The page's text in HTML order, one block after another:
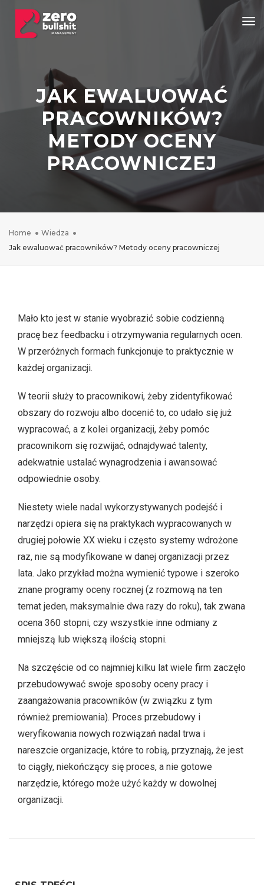
JAK EWALUOWAĆ
PRACOWNIKÓW?
METODY OCENY
PRACOWNICZEJ
Home
Wiedza
Jak ewaluować pracowników? Metody oceny pracowniczej
Mało kto jest w stanie wyobrazić sobie codzienną
pracę bez feedbacku i otrzymywania regularnych ocen.
W przeróżnych formach funkcjonuje to praktycznie w
każdej organizacji.
W teorii służy to pracownikowi, żeby zidentyfikować
obszary do rozwoju albo docenić to, co udało się już
wypracować, a z kolei organizacji, żeby pomóc
pracownikom się rozwijać, odnajdywać talenty,
adekwatnie ustalać wynagrodzenia i awansować
odpowiednie osoby.
Niestety wiele nadal wykorzystywanych podejść i
narzędzi opiera się na praktykach wypracowanych w
drugiej połowie XX wieku i często systemy wdrożone
raz, nie są modyfikowane w danej organizacji przez
lata. Jako przykład można wymienić typowe i szeroko
znane programy oceny rocznej (z rozmową na ten
temat jeden, maksymalnie dwa razy do roku), tak zwana
ocena 360 stopni, czy wszystkie inne odmiany z
mniejszą lub większą ilością stopni.
Na szczęście od co najmniej kilku lat wiele firm zaczęło
przebudowywać swoje sposoby oceny pracy i
zaangażowania pracowników (w związku z tym
również premiowania). Proces przebudowy i
weryfikowania nowych rozwiązań nadal trwa i
nareszcie organizacje, które to robią, przyznają, że jest
to ciągły, niekończący się proces, a nie gotowe
narzędzie, którego może użyć każdy w dowolnej
organizacji.